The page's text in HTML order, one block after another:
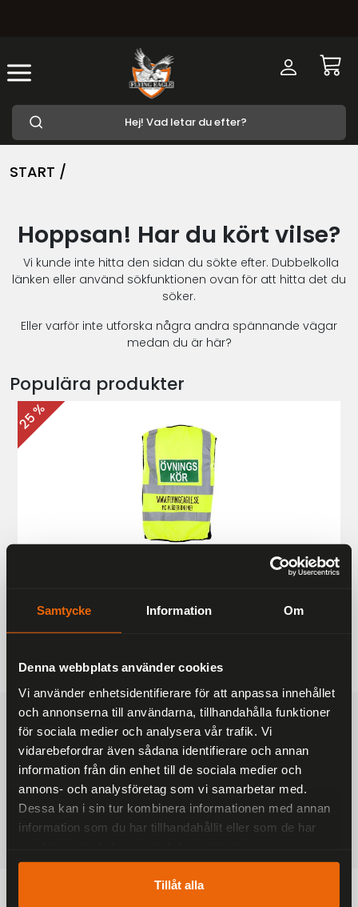
Samtycke Information Om
Denna webbplats använder cookies
Vi använder enhetsidentifierare för att anpassa innehållet
och annonserna till användarna, tillhandahålla funktioner
för sociala medier och analysera vår trafik. Vi
vidarebefordrar även sådana identifierare och annan
information från din enhet till de sociala medier och
annons- och analysföretag som vi samarbetar med.
Dessa kan i sin tur kombinera informationen med annan
information som du har tillhandahållit eller som de har
Tillåt alla
START /
Hoppsan! Har du kört vilse?
Vi kunde inte hitta den sidan du sökte efter. Dubbelkolla
länken eller använd sökfunktionen ovan för att hitta det du
söker.
Eller varför inte utforska några andra spännande vägar
medan du är här?
Populära produkter
25 %
187 kr
249 kr
FRAKTFRITT
På alla ordrar över 2000 kr
1-3 DAGAR LEVERANS
Inom Sverige med DHL
SÄKRA BETALNINGAR
Betalkort, Klarna eller Swish